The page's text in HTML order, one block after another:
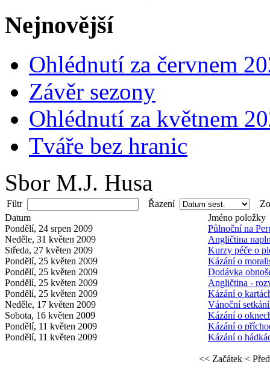
Nejnovější
Ohlédnutí za červnem
Závěr sezony
Ohlédnutí za květnem
Tváře bez hranic
Sbor M.J. Husa
Filtr Řazení
Datum
Jméno položky
Pondělí, 24 srpen 2009
Půlnoční na
Neděle, 31 květen 2009
Angličtina
Středa, 27 květen 2009
Kurzy péče o
Pondělí, 25 květen 2009
Kázání o
Pondělí, 25 květen 2009
Dodávka
Pondělí, 25 květen 2009
Angličtina -
Pondělí, 25 květen 2009
Kázání o
Neděle, 17 květen 2009
Vánoční
Sobota, 16 květen 2009
Kázání o
Pondělí, 11 květen 2009
Kázání o
Pondělí, 11 květen 2009
Kázání o
<< Začátek <